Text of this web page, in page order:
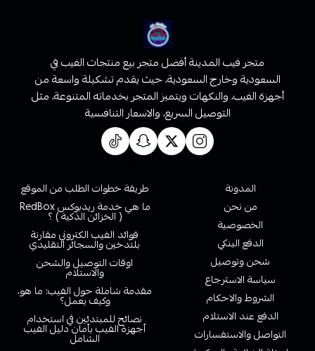
متجر فيب المدينة أفضل متجر بيع منتجات الفيب في
السعودية وخارج السعودية، حيث يقدم تشكيلة واسعة من
أجهزة الفيب، والنكهات ويتميز المتجر بخدماته المتنوعة، مثل
التوصيل السريع، والاسعار التنافسية
المدونة
من نحن
الخصوصية
الدفع البنكي
شحن وتوصيل
سياسة الاسترجاع
الشروط والاحكام
الدفع عند الاستلام
التواصل والاستفسارات
طريقة خطوات الطلب من الموقع
ما هي خدمة ريدبوكس RedBox
( الخزائن الذكية ) ؟
فوائد الفيب الكتروني مقارنة
بلتدخين والسجائر التقليدي
اوقات التوصيل والشحن
والاستلام
مقدمة شاملة حول الفيب: ما هو،
وكيف يعمل؟
نصائح للمبتدئين في استخدام
أجهزة الفيب بأمان دليل الفيب
الشامل